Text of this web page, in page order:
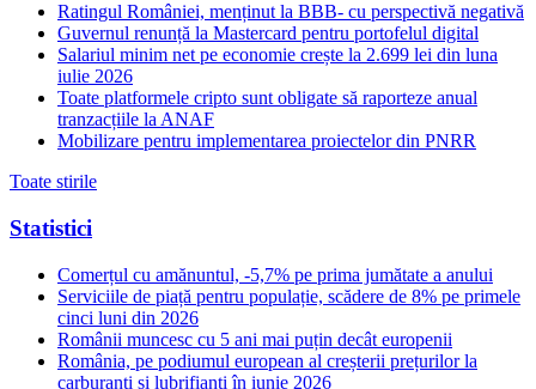
Ratingul României, menținut la BBB- cu perspectivă negativă
Guvernul renunță la Mastercard pentru portofelul digital
Salariul minim net pe economie crește la 2.699 lei din luna
iulie 2026
Toate platformele cripto sunt obligate să raporteze anual
tranzacțiile la ANAF
Mobilizare pentru implementarea proiectelor din PNRR
Toate stirile
Statistici
Comerțul cu amănuntul, -5,7% pe prima jumătate a anului
Serviciile de piață pentru populație, scădere de 8% pe primele
cinci luni din 2026
Românii muncesc cu 5 ani mai puțin decât europenii
România, pe podiumul european al creșterii prețurilor la
carburanți și lubrifianți în iunie 2026